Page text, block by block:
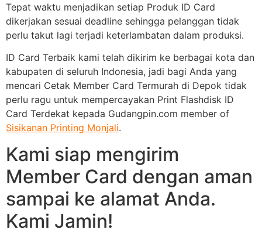
Tepat waktu menjadikan setiap Produk ID Card
dikerjakan sesuai deadline sehingga pelanggan tidak
perlu takut lagi terjadi keterlambatan dalam produksi.
ID Card Terbaik kami telah dikirim ke berbagai kota dan
kabupaten di seluruh Indonesia, jadi bagi Anda yang
mencari Cetak Member Card Termurah di Depok tidak
perlu ragu untuk mempercayakan Print Flashdisk ID
Card Terdekat kepada Gudangpin.com member of
Sisikanan Printing Monjali.
Kami siap mengirim
Member Card dengan aman
sampai ke alamat Anda.
Kami Jamin!